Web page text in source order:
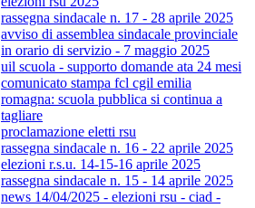
rassegna sindacale n. 17 - 28 aprile 2025
avviso di assemblea sindacale provinciale
in orario di servizio - 7 maggio 2025
uil scuola - supporto domande ata 24 mesi
comunicato stampa fcl cgil emilia
romagna: scuola pubblica si continua a
tagliare
proclamazione eletti rsu
rassegna sindacale n. 16 - 22 aprile 2025
elezioni r.s.u. 14-15-16 aprile 2025
rassegna sindacale n. 15 - 14 aprile 2025
news 14/04/2025 - elezioni rsu - ciad -